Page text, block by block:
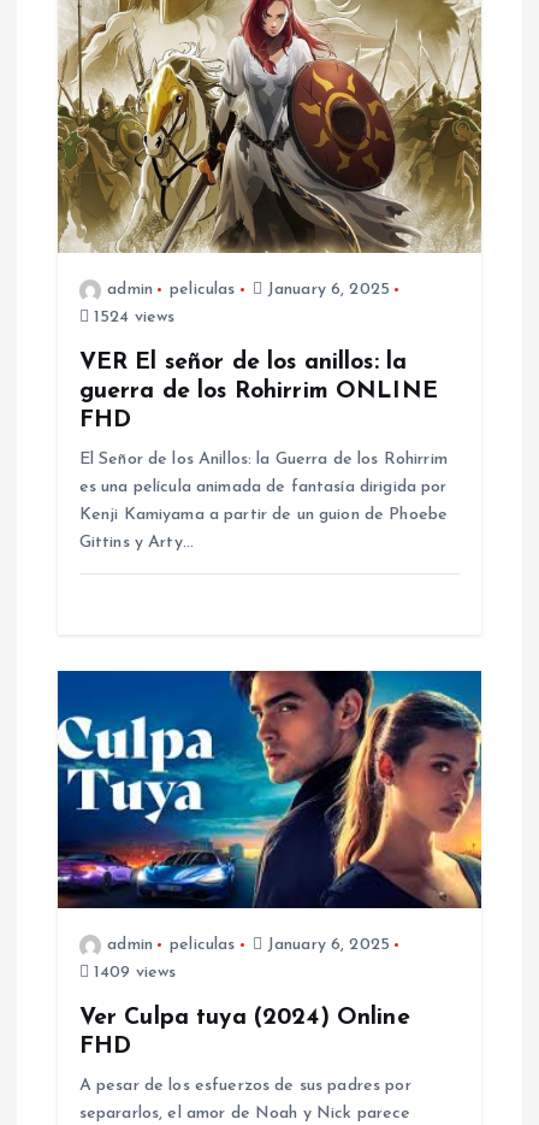
v
g
a
admin peliculas
January 6, 2025
1524 views
VER El señor de los anillos: la
guerra de los Rohirrim ONLINE
FHD
El Señor de los Anillos: la Guerra de los Rohirrim
es una película animada de fantasía dirigida por
Kenji Kamiyama a partir de un guion de Phoebe
Gittins y Arty…
admin peliculas
January 6, 2025
1409 views
Ver Culpa tuya (2024) Online
FHD
A pesar de los esfuerzos de sus padres por
separarlos, el amor de Noah y Nick parece